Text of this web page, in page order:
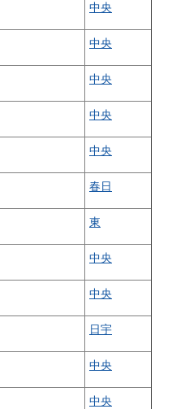
中央
中央
中央
中央
中央
春日
東
中央
中央
日宇
中央
中央